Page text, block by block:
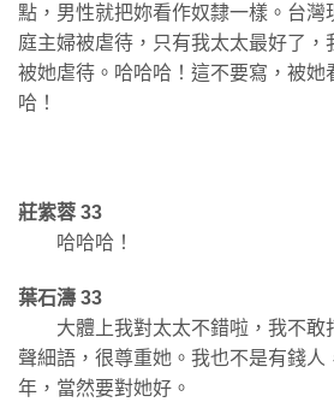
點，男性就把妳看作奴隸一樣。台灣
庭主婦被虐待，只有我太太最好了，
被她虐待。哈哈哈！這不要寫，被她
哈！
莊紫蓉 33
哈哈哈！
葉石濤 33
大體上我對太太不錯啦，我不敢
聲細語，很尊重她。我也不是有錢人
年，當然要對她好。